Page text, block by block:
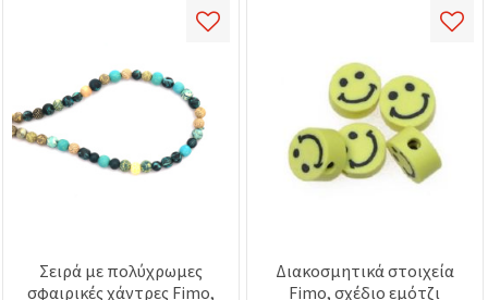
Σειρά με πολύχρωμες
σφαιρικές χάντρες Fimo,
Διακοσμητικά στοιχεία
Fimo, σχέδιο εμότζι